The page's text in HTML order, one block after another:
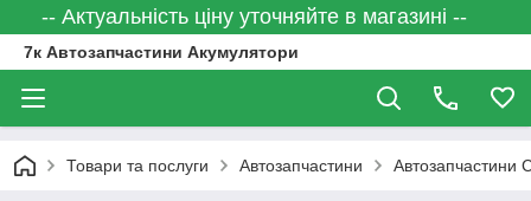
-- Актуальність ціну уточняйте в магазині --
7к Автозапчастини Акумулятори
Товари та послуги Автозапчастини Автозапчастини